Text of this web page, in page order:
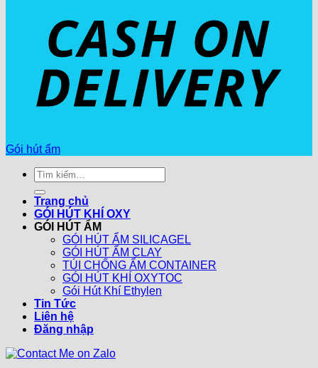
Gói hút ẩm
Tìm
kiếm:
Trang chủ
GÓI HÚT KHÍ OXY
GÓI HÚT ẨM
GÓI HÚT ẨM SILICAGEL
GÓI HÚT ẨM CLAY
TÚI CHỐNG ẨM CONTAINER
GÓI HÚT KHÍ OXYTOC
Gói Hút Khí Ethylen
Tin Tức
Liên hệ
Đăng nhập